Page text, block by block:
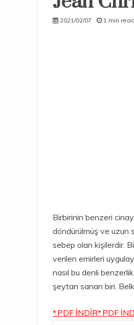
2021/02/07 1 min read
Birbirinin benzeri
döndürülmüş ve uzun
sebep olan kişilerdir.
verilen emirleri
nasıl bu denli
şeytan sanan biri.
*.PDF İNDİR*.PDF